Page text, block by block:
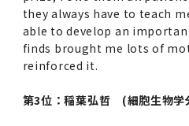
2016年度
2015年度
科目評価（旧 科目別アン
教学IR 業績・活動
イマキク
情報システムポータル
they always have to teach
able to develop an
finds brought me lots of
reinforced it.
第3位：稲葉弘哲 (細胞生物学